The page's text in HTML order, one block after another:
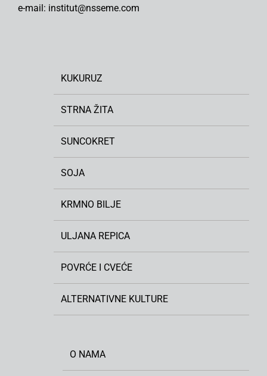
e-mail: institut@nsseme.com
KUKURUZ
STRNA ŽITA
SUNCOKRET
SOJA
KRMNO BILJE
ULJANA REPICA
POVRĆE I CVEĆE
ALTERNATIVNE KULTURE
O NAMA